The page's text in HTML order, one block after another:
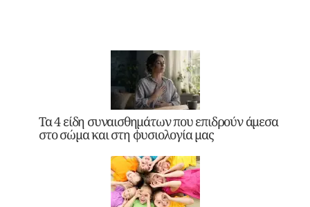
Τα 4 είδη συναισθημάτων που επιδρούν άμεσα
στο σώμα και στη φυσιολογία μας